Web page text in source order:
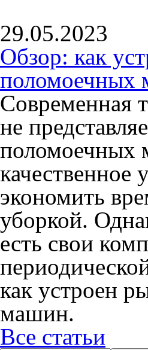
29.05.2023
Обзор: как
поломоечных
Современная
не
поломоечных
качественное
экономить
уборкой.
есть свои
как устроен
машин.
Все статьи